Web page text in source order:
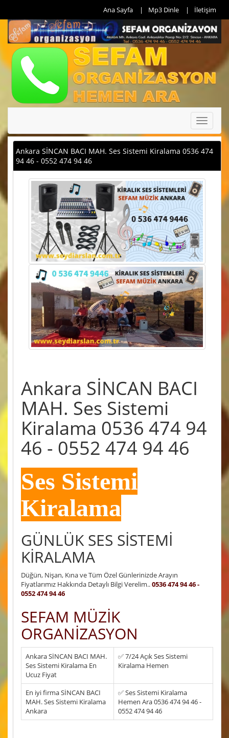
Ana Sayfa Mp3 Dinle İletişim
Toggle
Ankara SİNCAN BACI MAH. Ses Sistemi Kiralama 0536 474
94 46 - 0552 474 94 46
Ankara SİNCAN BACI
MAH. Ses Sistemi
Kiralama 0536 474 94
46 - 0552 474 94 46
Ses Sistemi
Kiralama
GÜNLÜK SES SİSTEMİ
KİRALAMA
Düğün, Nişan, Kına ve Tüm Özel Günlerinizde Arayın
Fiyatlarımız Hakkında Detaylı Bilgi Verelim..0536 474 94 46 -
0552 474 94 46
SEFAM MÜZİK
ORGANİZASYON
Ankara SİNCAN BACI MAH.
Ses Sistemi Kiralama En
Ucuz Fiyat
✅ 7/24 Açık Ses Sistemi
Kiralama Hemen
En iyi firma SİNCAN BACI
MAH. Ses Sistemi Kiralama
Ankara
✅ Ses Sistemi Kiralama
Hemen Ara 0536 474 94 46 -
0552 474 94 46